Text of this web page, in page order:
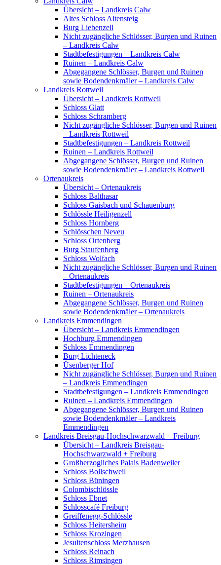
Übersicht – Landkreis Calw
Altes Schloss Altensteig
Burg Liebenzell
Nicht zugängliche Schlösser, Burgen und Ruinen
– Landkreis Calw
Stadtbefestigungen – Landkreis Calw
Ruinen – Landkreis Calw
Abgegangene Schlösser, Burgen und Ruinen
sowie Bodendenkmäler – Landkreis Calw
Landkreis Rottweil
Übersicht – Landkreis Rottweil
Schloss Glatt
Schloss Schramberg
Nicht zugängliche Schlösser, Burgen und Ruinen
– Landkreis Rottweil
Stadtbefestigungen – Landkreis Rottweil
Ruinen – Landkreis Rottweil
Abgegangene Schlösser, Burgen und Ruinen
sowie Bodendenkmäler – Landkreis Rottweil
Ortenaukreis
Übersicht – Ortenaukreis
Schloss Balthasar
Schloss Gaisbach und Schauenburg
Schlössle Heiligenzell
Schloss Hornberg
Schlösschen Neveu
Schloss Ortenberg
Burg Staufenberg
Schloss Wolfach
Nicht zugängliche Schlösser, Burgen und Ruinen
– Ortenaukreis
Stadtbefestigungen – Ortenaukreis
Ruinen – Ortenaukreis
Abgegangene Schlösser, Burgen und Ruinen
sowie Bodendenkmäler – Ortenaukreis
Landkreis Emmendingen
Übersicht – Landkreis Emmendingen
Hochburg Emmendingen
Schloss Emmendingen
Burg Lichteneck
Üsenberger Hof
Nicht zugängliche Schlösser, Burgen und Ruinen
– Landkreis Emmendingen
Stadtbefestigungen – Landkreis Emmendingen
Ruinen – Landkreis Emmendingen
Abgegangene Schlösser, Burgen und Ruinen
sowie Bodendenkmäler – Landkreis
Emmendingen
Landkreis Breisgau-Hochschwarzwald + Freiburg
Übersicht – Landkreis Breisgau-
Hochschwarzwald + Freiburg
Großherzogliches Palais Badenweiler
Schloss Bollschweil
Schloss Büningen
Colombischlössle
Schloss Ebnet
Schlosscafé Freiburg
Greiffenegg-Schlössle
Schloss Heitersheim
Schloss Krozingen
Jesuitenschloss Merzhausen
Schloss Reinach
Schloss Rimsingen